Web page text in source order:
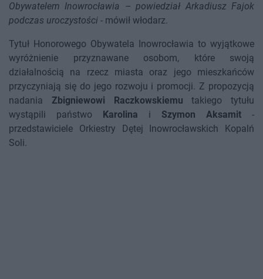
Obywatelem Inowrocławia – powiedział Arkadiusz Fajok
podczas uroczystości - mówił włodarz.
Tytuł Honorowego Obywatela Inowrocławia to wyjątkowe
wyróżnienie przyznawane osobom, które swoją
działalnością na rzecz miasta oraz jego mieszkańców
przyczyniają się do jego rozwoju i promocji. Z propozycją
nadania Zbigniewowi Raczkowskiemu takiego tytułu
wystąpili państwo
Karolina i Szymon Aksamit -
przedstawiciele Orkiestry Dętej Inowrocławskich Kopalń
Soli.